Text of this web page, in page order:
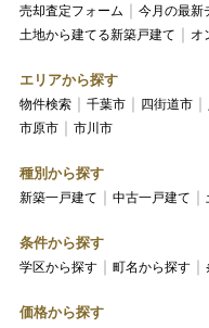
売却査定フォーム
今月の最新
土地から建てる新築戸建て
オ
エリアから探す
物件検索 千葉市 四街道市
市原市
市川市
種別から探す
新築一戸建て 中古一戸建て
条件から探す
学区から探す 町名から探す
価格から探す